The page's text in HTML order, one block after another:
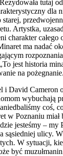
tutaj
Artystka,
charakter
ma nadać
jest historia
na pożegnanie.
David Cameron
wybuchają
coś,
w Poznaniu
jesteśmy –
ulicy.
W sytuacji,
być